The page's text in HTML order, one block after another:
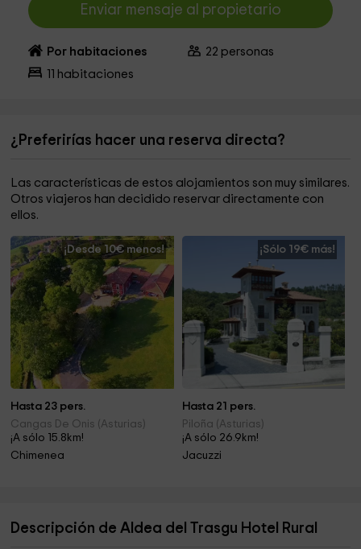
Enviar mensaje al propietario
Por habitaciones 22 personas
habitaciones
¿Preferirías hacer una reserva directa?
Las características de estos alojamientos son muy similares.
Otros viajeros han decidido reservar directamente con
ellos.
¡Desde 10€ menos!
Hasta 23 pers.
Cangas De Onis (Asturias)
¡A sólo 15.8km!
Chimenea
¡Sólo 19€ más!
Hasta 21 pers.
Piloña (Asturias)
¡A sólo 26.9km!
Jacuzzi
Descripción de Aldea del Trasgu Hotel Rural